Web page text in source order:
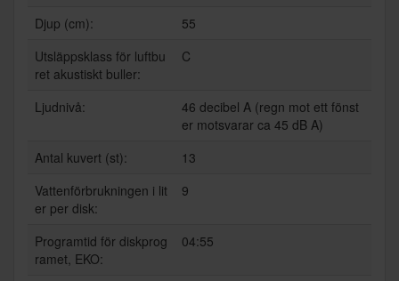
Djup (cm):
55
Utsläppsklass för luftbu
ret akustiskt buller:
C
Ljudnivå:
46 decibel A (regn mot ett fönst
er motsvarar ca 45 dB A)
Antal kuvert (st):
13
Vattenförbrukningen i lit
er per disk:
9
Programtid för diskprog
ramet, EKO:
04:55